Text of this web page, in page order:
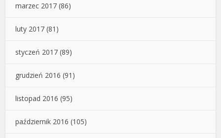
marzec 2017 (86)
luty 2017 (81)
styczeń 2017 (89)
grudzień 2016 (91)
listopad 2016 (95)
październik 2016 (105)